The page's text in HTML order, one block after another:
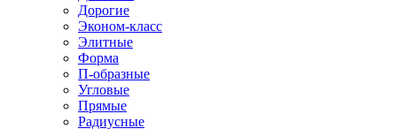
Дорогие
Эконом-класс
Элитные
Форма
П-образные
Угловые
Прямые
Радиусные